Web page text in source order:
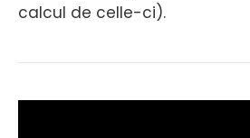
calcul de celle-ci).